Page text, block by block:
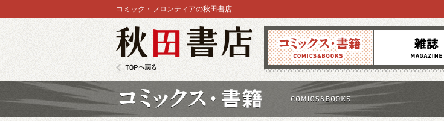
コミックス 雑誌
コミック・フロンティアの秋田書店